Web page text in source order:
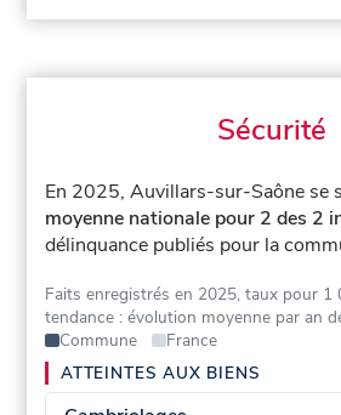
Sécurité
En 2025, Auvillars-sur-Saône se
moyenne nationale pour 2 des 2
délinquance publiés pour la
Faits enregistrés en 2025, taux pour 1
tendance : évolution moyenne par an
Commune
France
ATTEINTES AUX BIENS